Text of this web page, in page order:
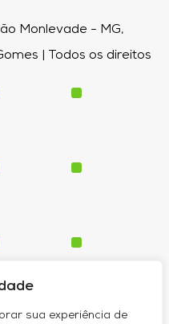
sua experiência de
Monlevade - MG,
| Todos os direitos